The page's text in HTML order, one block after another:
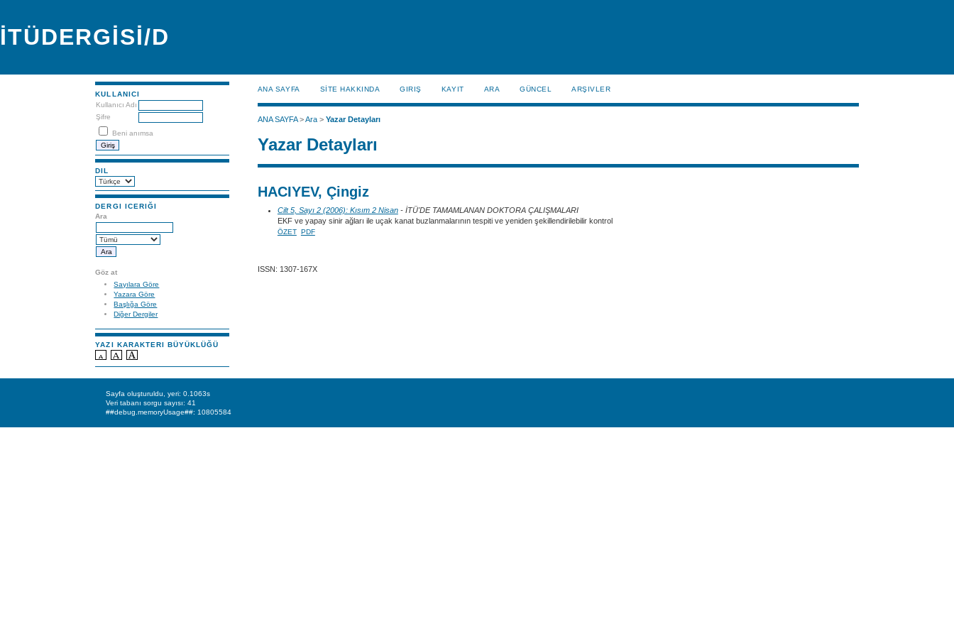
İTÜDERGİSİ/D
KULLANICI
Kullanıcı Adı
Şifre
Beni anımsa
DIL
DERGI ICERIĞI
Ara
Göz at
Sayılara Göre
Yazara Göre
Başlığa Göre
Diğer Dergiler
YAZI KARAKTERI BÜYÜKLÜĞÜ
ANA SAYFA SİTE HAKKINDA GIRIŞ KAYIT ARA GÜNCEL ARŞIVLER
ANA SAYFA>Ara> Yazar Detayları
Yazar Detayları
HACIYEV, Çingiz
Cilt 5, Sayı 2 (2006): Kısım 2 Nisan- İTÜ'DE TAMAMLANAN DOKTORA ÇALIŞMALARI
EKF ve yapay sinir ağları ile uçak kanat buzlanmalarının tespiti ve yeniden şekillendirilebilir kontrol
ÖZET PDF
ISSN: 1307-167X
Sayfa oluşturuldu, yeri: 0.1063s
Veri tabanı sorgu sayısı: 41
##debug.memoryUsage##: 10805584